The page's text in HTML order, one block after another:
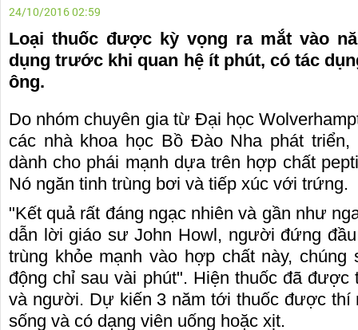
24/10/2016 02:59
Loại thuốc được kỳ vọng ra mắt vào
dụng trước khi quan hệ ít phút, có tác
ông.
Do nhóm chuyên gia từ Đại học
các nhà khoa học Bồ Đào Nha phát triển,
dành cho phái mạnh dựa trên hợp chất
Nó ngăn tinh trùng bơi và tiếp xúc với trứng.
"Kết quả rất đáng ngạc nhiên và gần như
dẫn lời giáo sư John Howl, người đứng
trùng khỏe mạnh vào hợp chất này, chúng
động chỉ sau vài phút". Hiện thuốc đã được
và người. Dự kiến 3 năm tới thuốc được thí
sống và có dạng viên uống hoặc xịt.